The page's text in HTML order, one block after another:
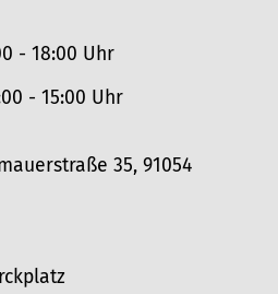
- 18:00 Uhr
- 15:00 Uhr
35, 91054